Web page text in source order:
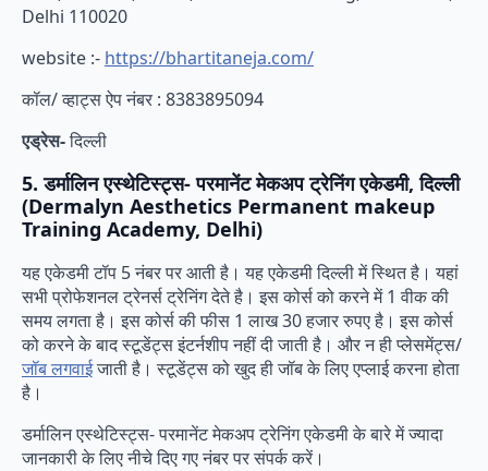
Delhi 110020
website :- https://bhartitaneja.com/
कॉल/ व्हाट्स ऐप नंबर : 8383895094
एड्रेस-दिल्ली
5. डर्मालिन एस्थेटिस्ट्स- परमानेंट मेकअप ट्रेनिंग एकेडमी, दिल्ली
(Dermalyn Aesthetics Permanent makeup
Training Academy, Delhi)
यह एकेडमी टॉप 5 नंबर पर आती है। यह एकेडमी दिल्ली में स्थित है। यहां
सभी प्रोफेशनल ट्रेनर्स ट्रेनिंग देते है। इस कोर्स को करने में 1 वीक की
समय लगता है। इस कोर्स की फीस 1 लाख 30 हजार रुपए है। इस कोर्स
को करने के बाद स्टूडेंट्स इंटर्नशीप नहीं दी जाती है। और न ही प्लेसमेंट्स/
जॉब लगवाईजाती है। स्टूडेंट्स को खुद ही जॉब के लिए एप्लाई करना होता
है।
डर्मालिन एस्थेटिस्ट्स- परमानेंट मेकअप ट्रेनिंग एकेडमी के बारे में ज्यादा
जानकारी के लिए नीचे दिए गए नंबर पर संपर्क करें।